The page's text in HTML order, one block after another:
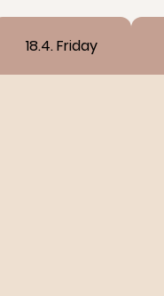
18.4. Friday